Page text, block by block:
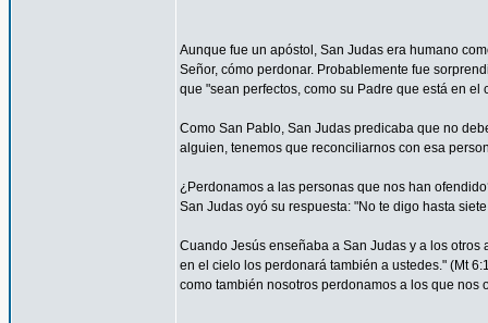
Aunque fue un apóstol, San Judas era humano
Señor, cómo perdonar. Probablemente fue
que "sean perfectos, como su Padre que está en el
Como San Pablo, San Judas predicaba que no
alguien, tenemos que reconciliarnos con esa
¿Perdonamos a las personas que nos han
San Judas oyó su respuesta: "No te digo hasta
Cuando Jesús enseñaba a San Judas y a los
en el cielo los perdonará también a ustedes." (Mt
como también nosotros perdonamos a los que nos